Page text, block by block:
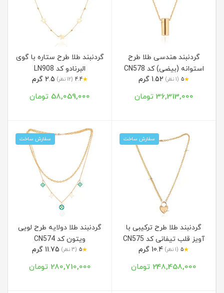
گردنبند هندسی طلا طرح
استوانه (بیضی) کد CN578
★
5 (1 نظر)
36,313,000 تومان
گردنبند طلا طرح ستاره با گوی
البرنادو کد LN908
★
4.4 (12 نظر)
58,059,000 تومان
سفارش ساخت
گردنبند طلا طرح ترکیبی با
آویز قلب تیفانی کد CN575
★
5 (1 نظر)
248,458,000 تومان
سفارش ساخت
گردنبند طلا دولایه طرح لویی
ویتون کد CN574
★
5 (3 نظر)
280,710,000 تومان